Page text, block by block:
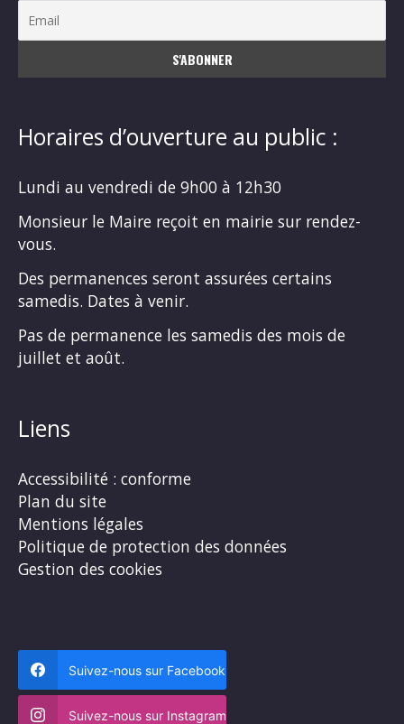
Horaires d’ouverture au public :
Lundi au vendredi de 9h00 à 12h30
Monsieur le Maire reçoit en mairie sur rendez-
vous.
Des permanences seront assurées certains
samedis. Dates à venir.
Pas de permanence les samedis des mois de
juillet et août.
Liens
Accessibilité : conforme
Plan du site
Mentions légales
Politique de protection des données
Gestion des cookies
Suivez-nous sur Facebook
Suivez-nous sur Instagram